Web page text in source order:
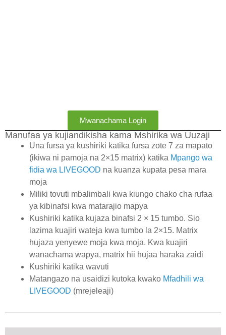
Mwanachama Login
Manufaa ya kujiandikisha kama Mshirika wa Uuzaji
Una fursa ya kushiriki katika fursa zote 7 za mapato
(ikiwa ni pamoja na 2×15 matrix) katika Mpango wa
fidia wa LIVEGOOD na kuanza kupata pesa mara
moja
Miliki tovuti mbalimbali kwa kiungo chako cha rufaa
ya kibinafsi kwa matarajio mapya
Kushiriki katika kujaza binafsi 2 × 15 tumbo. Sio
lazima kuajiri wateja kwa tumbo la 2×15. Matrix
hujaza yenyewe moja kwa moja. Kwa kuajiri
wanachama wapya, matrix hii hujaa haraka zaidi
Kushiriki katika wavuti
Matangazo na usaidizi kutoka kwako Mfadhili wa
LIVEGOOD (mrejeleaji)